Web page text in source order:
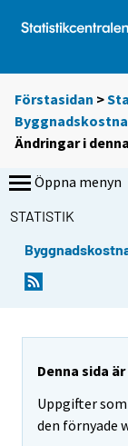
Förstasidan >
Ändringar i
Öppna menyn
STATISTIK
Denna sida
Uppgifter
den förnyade